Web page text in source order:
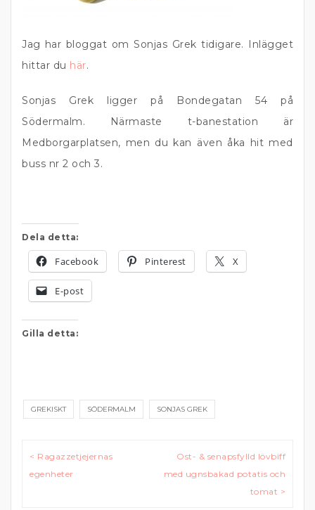
Jag har bloggat om Sonjas Grek tidigare. Inlägget
hittar du här.
Sonjas Grek ligger på Bondegatan 54 på
Södermalm. Närmaste t-banestation är
Medborgarplatsen, men du kan även åka hit med
buss nr 2 och 3.
Dela detta:
Facebook Pinterest X
E-post
Gilla detta:
GREKISKT SÖDERMALM SONJAS GREK
Inläggsnavigering
< Ragazzetjejernas
egenheter
Ost- & senapsfylld lövbiff
med ugnsbakad potatis och
tomat >